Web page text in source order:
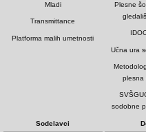
Mladi
Transmittance
Platforma malih umetnosti
Plesne
Učna ura
plesna
sodobne
Sodelavci